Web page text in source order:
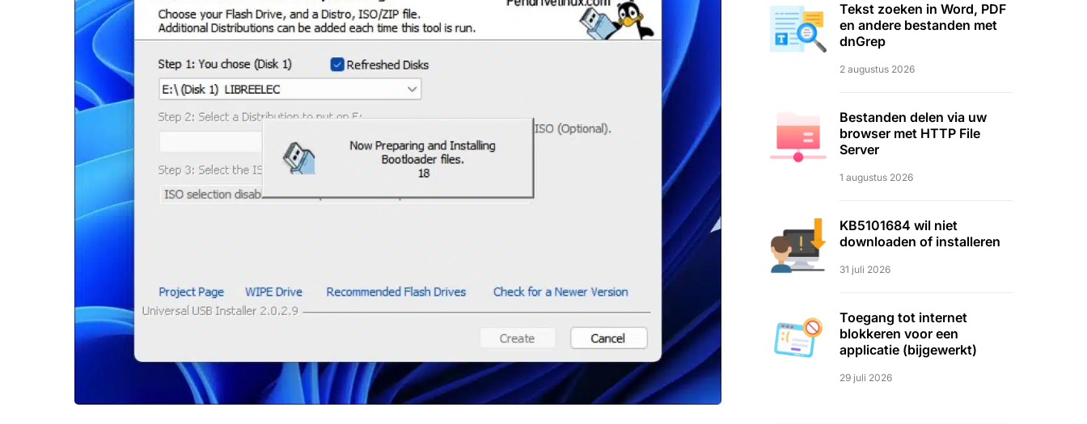
Tekst zoeken in Word, PDF
en andere bestanden met
dnGrep
2 augustus 2026
Bestanden delen via uw
browser met HTTP File
Server
1 augustus 2026
KB5101684 wil niet
downloaden of installeren
31 juli 2026
Toegang tot internet
blokkeren voor een
applicatie (bijgewerkt)
29 juli 2026